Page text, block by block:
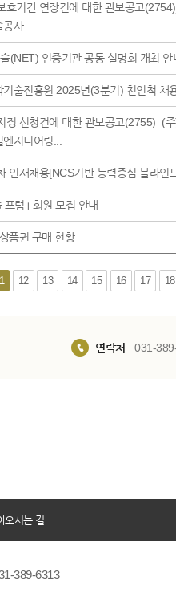
호기간 연장건에 대한 관보공고
공사
(NET) 인증기관 공동 설명회 개최 안
기술진흥원 2025년(3분기) 친인척 채
정 신청건에 대한 관보공고(2755)_(
지니어링...
인재채용[NCS기반 능력중심 블라인
포럼｣ 회원 모집 안내
품권 구매 현황
12 13 14 15 16 17 18
연락처 031-
오시는 길
389-6313